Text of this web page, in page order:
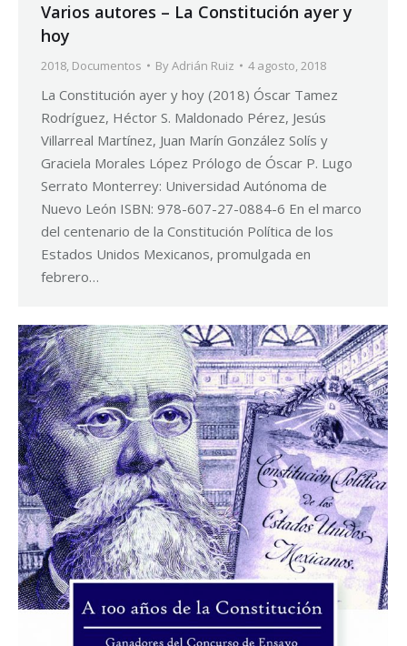
Varios autores – La Constitución ayer y
hoy
2018, Documentos ByAdrián Ruiz 4 agosto, 2018
La Constitución ayer y hoy (2018) Óscar Tamez
Rodríguez, Héctor S. Maldonado Pérez, Jesús
Villarreal Martínez, Juan Marín González Solís y
Graciela Morales López Prólogo de Óscar P. Lugo
Serrato Monterrey: Universidad Autónoma de
Nuevo León ISBN: 978-607-27-0884-6 En el marco
del centenario de la Constitución Política de los
Estados Unidos Mexicanos, promulgada en
febrero…